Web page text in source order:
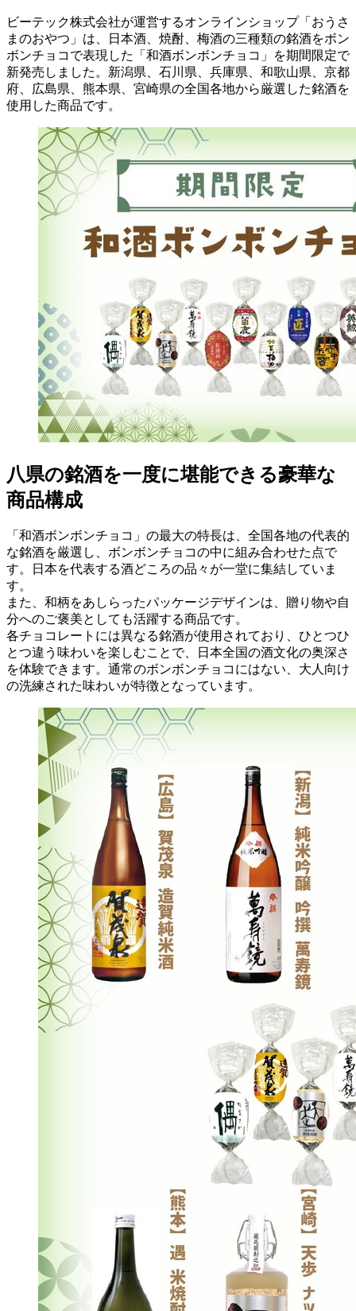
ビーテック株式会社が運営するオンラインショップ「おうさ
まのおやつ」は、日本酒、焼酎、梅酒の三種類の銘酒をボン
ボンチョコで表現した「和酒ボンボンチョコ」を期間限定で
新発売しました。新潟県、石川県、兵庫県、和歌山県、京都
府、広島県、熊本県、宮崎県の全国各地から厳選した銘酒を
使用した商品です。
八県の銘酒を一度に堪能できる豪華な
商品構成
「和酒ボンボンチョコ」の最大の特長は、全国各地の代表的
な銘酒を厳選し、ボンボンチョコの中に組み合わせた点で
す。日本を代表する酒どころの品々が一堂に集結していま
す。
また、和柄をあしらったパッケージデザインは、贈り物や自
分へのご褒美としても活躍する商品です。
各チョコレートには異なる銘酒が使用されており、ひとつひ
とつ違う味わいを楽しむことで、日本全国の酒文化の奥深さ
を体験できます。通常のボンボンチョコにはない、大人向け
の洗練された味わいが特徴となっています。